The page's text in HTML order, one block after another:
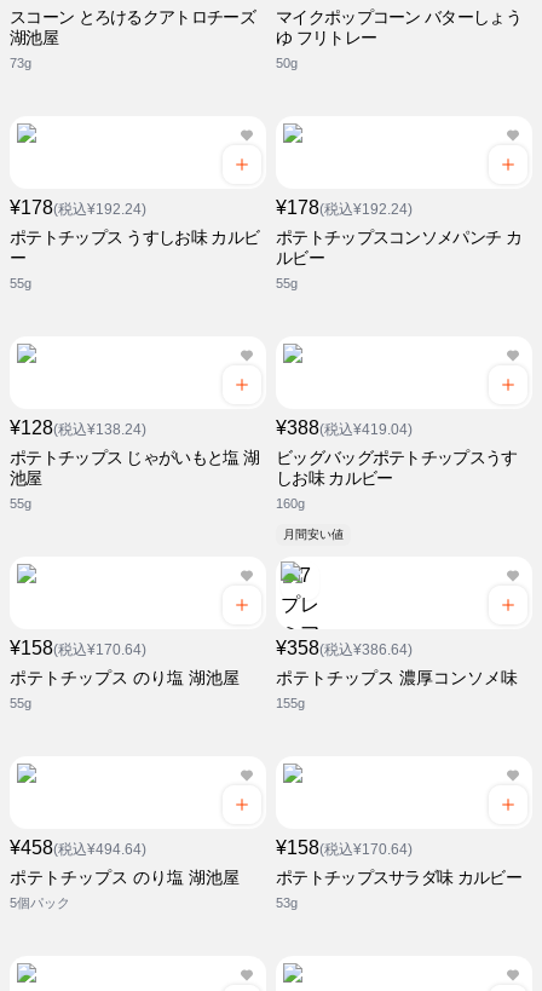
スコーン とろけるクアトロチーズ
湖池屋
73g
マイクポップコーン バターしょう
ゆ フリトレー
50g
¥178(税込¥192.24)
ポテトチップス うすしお味 カルビ
ー
55g
¥178(税込¥192.24)
ポテトチップスコンソメパンチ カ
ルビー
55g
¥128(税込¥138.24)
ポテトチップス じゃがいもと塩 湖
池屋
55g
¥388(税込¥419.04)
ビッグバッグポテトチップスうす
しお味 カルビー
160g
月間安い値
¥158(税込¥170.64)
ポテトチップス のり塩 湖池屋
55g
¥358(税込¥386.64)
ポテトチップス 濃厚コンソメ味
155g
¥458(税込¥494.64)
ポテトチップス のり塩 湖池屋
5個パック
¥158(税込¥170.64)
ポテトチップスサラダ味 カルビー
53g